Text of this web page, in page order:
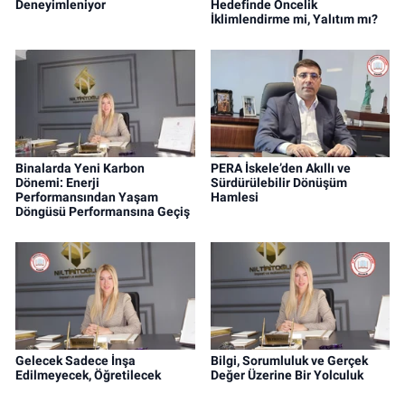
Deneyimleniyor
Hedefinde Öncelik
İklimlendirme mi, Yalıtım mı?
Binalarda Yeni Karbon
Dönemi: Enerji
Performansından Yaşam
Döngüsü Performansına Geçiş
PERA İskele’den Akıllı ve
Sürdürülebilir Dönüşüm
Hamlesi
Gelecek Sadece İnşa
Edilmeyecek, Öğretilecek
Bilgi, Sorumluluk ve Gerçek
Değer Üzerine Bir Yolculuk